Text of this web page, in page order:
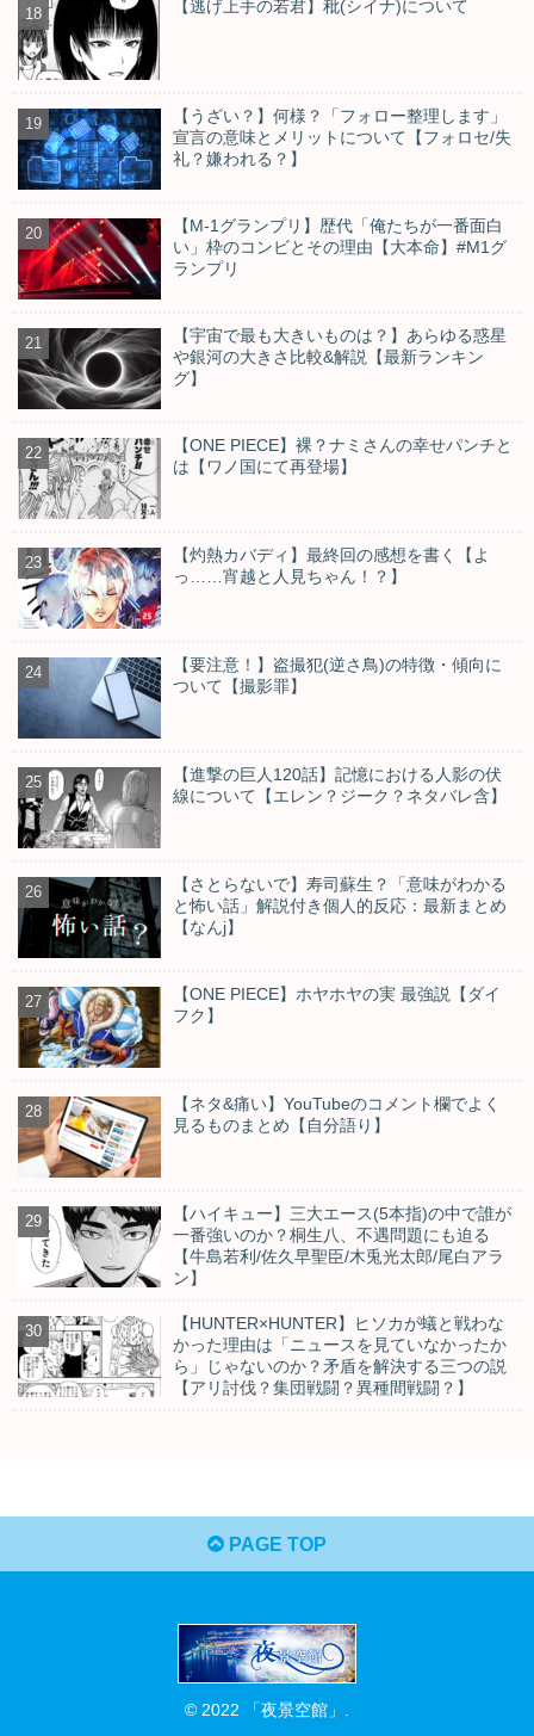
【逃げ上手の若君】秕(シイナ)について
【うざい？】何様？「フォロー整理します」
宣言の意味とメリットについて【フォロセ/失
礼？嫌われる？】
【M-1グランプリ】歴代「俺たちが一番面白
い」枠のコンビとその理由【大本命】#M1グ
ランプリ
【宇宙で最も大きいものは？】あらゆる惑星
や銀河の大きさ比較&解説【最新ランキン
グ】
【ONE PIECE】裸？ナミさんの幸せパンチと
は【ワノ国にて再登場】
【灼熱カバディ】最終回の感想を書く【よ
っ……宵越と人見ちゃん！？】
【要注意！】盗撮犯(逆さ鳥)の特徴・傾向に
ついて【撮影罪】
【進撃の巨人120話】記憶における人影の伏
線について【エレン？ジーク？ネタバレ含】
【さとらないで】寿司蘇生？「意味がわかる
と怖い話」解説付き個人的反応：最新まとめ
【なんj】
【ONE PIECE】ホヤホヤの実 最強説【ダイ
フク】
【ネタ&痛い】YouTubeのコメント欄でよく
見るものまとめ【自分語り】
【ハイキュー】三大エース(5本指)の中で誰が
一番強いのか？桐生八、不遇問題にも迫る
【牛島若利/佐久早聖臣/木兎光太郎/尾白アラ
ン】
【HUNTER×HUNTER】ヒソカが蟻と戦わな
かった理由は「ニュースを見ていなかったか
ら」じゃないのか？矛盾を解決する三つの説
【アリ討伐？集団戦闘？異種間戦闘？】
PAGE TOP
© 2022 「夜景空館」.